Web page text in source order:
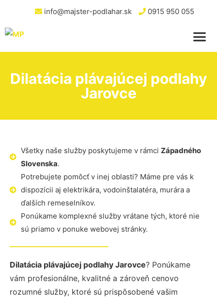
info@majster-podlahar.sk 0915 950 055
Dilatácia plávajúcej podlahy
Jarovce
Všetky naše služby poskytujeme v rámci Západného
Slovenska.
Potrebujete pomôcť v inej oblasti? Máme pre vás k
dispozícii aj elektrikára, vodoinštalatéra, murára a
ďalších remeselníkov.
Ponúkame komplexné služby vrátane tých, ktoré nie
sú priamo v ponuke webovej stránky.
Dilatácia plávajúcej podlahy Jarovce? Ponúkame
vám profesionálne, kvalitné a zároveň cenovo
rozumné služby, ktoré sú prispôsobené vašim